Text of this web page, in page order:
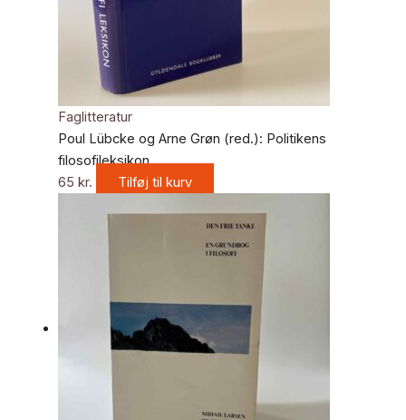
Faglitteratur
Poul Lübcke og Arne Grøn (red.): Politikens
filosofileksikon
65 kr. Tilføj til kurv